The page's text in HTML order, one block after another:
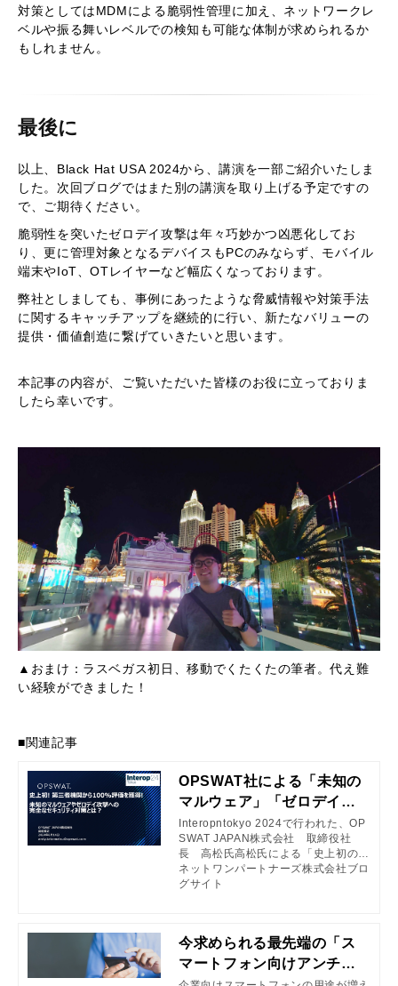
対策としてはMDMによる脆弱性管理に加え、ネットワークレ
ベルや振る舞いレベルでの検知も可能な体制が求められるか
もしれません。
最後に
以上、Black Hat USA 2024から、講演を一部ご紹介いたしま
した。次回ブログではまた別の講演を取り上げる予定ですの
で、ご期待ください。
脆弱性を突いたゼロデイ攻撃は年々巧妙かつ凶悪化してお
り、更に管理対象となるデバイスもPCのみならず、モバイル
端末やIoT、OTレイヤーなど幅広くなっております。
弊社としましても、事例にあったような脅威情報や対策手法
に関するキャッチアップを継続的に行い、新たなバリューの
提供・価値創造に繋げていきたいと思います。
本記事の内容が、ご覧いただいた皆様のお役に立っておりま
したら幸いです。
▲おまけ：ラスベガス初日、移動でくたくたの筆者。代え難
い経験ができました！
■関連記事
OPSWAT社による「未知の
マルウェア」「ゼロデイ攻
撃」への対策方法について |
ネットワンパートナーズ株
式会社ブログサイト
Interopntokyo 2024で行われた、OP
SWAT JAPAN株式会社 取締役社
長 高松氏高松氏による「史上初の第
三者機関の無害化100%評価を獲得、
マルウェア・ゼロデイ攻撃の完全な対
介。
ネットワンパートナーズ株式会社ブロ
グサイト
今求められる最先端の「ス
マートフォン向けアンチウ